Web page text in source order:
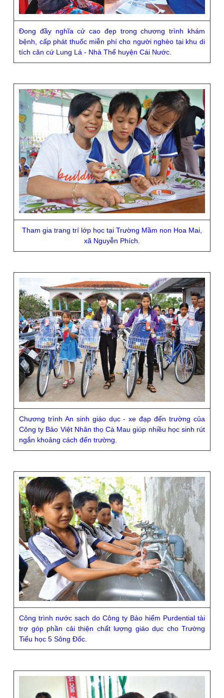
Đong đầy nghĩa cử cao đẹp trong chương trình khám
bệnh, cấp phát thuốc miễn phí cho người nghèo tại khu di
tích căn cứ Lung Lá - Nhà Thể huyện Cái Nước.
Tham gia trang trí lớp học tại Trường Mầm non Hoa Mai,
xã Nguyễn Phích.
Chương trình An sinh giáo dục - xe đạp đến trường của
Công ty Bảo Việt Nhân thọ Cà Mau giúp nhiều học sinh rút
ngắn khoảng cách đến trường.
Công trình nước sạch do Công ty Bảo hiểm Purdential tài
trợ góp phần cải thiện chất lượng giáo dục cho Trường
Tiểu học 5 Sông Đốc.